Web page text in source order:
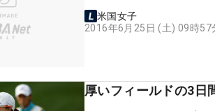
米国女子
2016年6月25日 (土) 09時57
厚いフィールドの3日